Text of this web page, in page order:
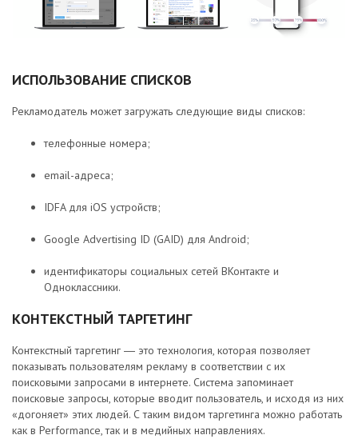
ИСПОЛЬЗОВАНИЕ СПИСКОВ
Рекламодатель может загружать следующие виды списков:
телефонные номера;
email-адреса;
IDFA для iOS устройств;
Google Advertising ID (GAID) для Android;
идентификаторы социальных сетей ВКонтакте и
Одноклассники.
КОНТЕКСТНЫЙ ТАРГЕТИНГ
Контекстный таргетинг ― это технология, которая позволяет
показывать пользователям рекламу в соответствии с их
поисковыми запросами в интернете. Система запоминает
поисковые запросы, которые вводит пользователь, и исходя из них
«догоняет» этих людей. С таким видом таргетинга можно работать
как в Performance, так и в медийных направлениях.